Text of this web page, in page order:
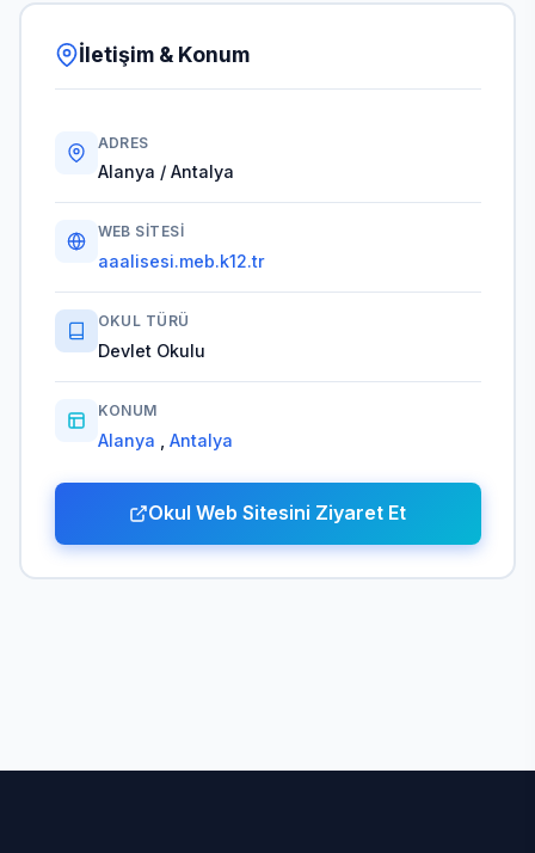
İletişim & Konum
ADRES
Alanya / Antalya
WEB SITESI
aaalisesi.meb.k12.tr
OKUL TÜRÜ
Devlet Okulu
KONUM
Alanya Antalya
Okul Web Sitesini Ziyaret Et